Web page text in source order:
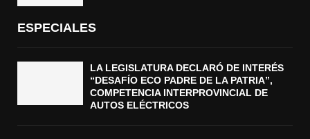
ESPECIALES
LA LEGISLATURA DECLARÓ DE INTERÉS
“DESAFÍO ECO PADRE DE LA PATRIA”,
COMPETENCIA INTERPROVINCIAL DE
AUTOS ELÉCTRICOS